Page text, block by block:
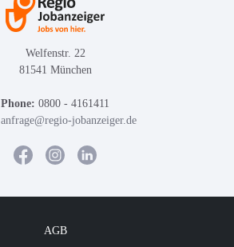
Welfenstr. 22
81541 München
Phone: 0800 - 4161411
anfrage@regio-jobanzeiger.de
AGB